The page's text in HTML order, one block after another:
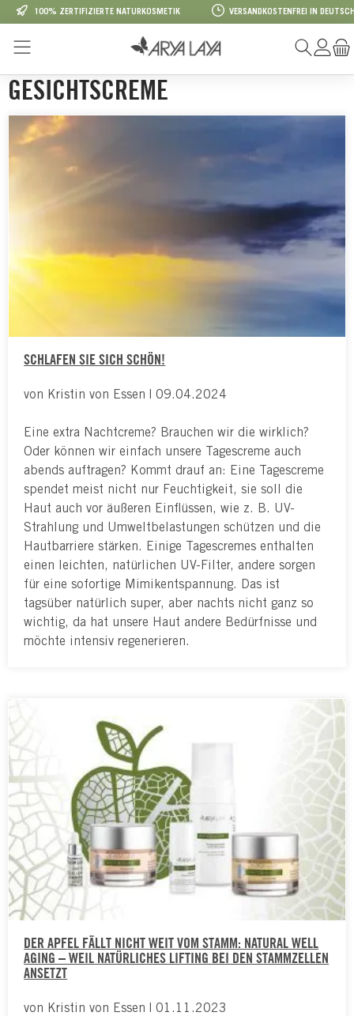
Zum Hauptinhalt springen
100% ZERTIFIZIERTE NATURKOSMETIK VERSANDKOSTENFREI IN
GESICHTSCREME
SCHLAFEN SIE SICH SCHÖN!
von Kristin von Essen | 09.04.2024
Eine extra Nachtcreme? Brauchen wir die wirklich?
Oder können wir einfach unsere Tagescreme auch
abends auftragen? Kommt drauf an: Eine Tagescreme
spendet meist nicht nur Feuchtigkeit, sie soll die
Haut auch vor äußeren Einflüssen, wie z. B. UV-
Strahlung und Umweltbelastungen schützen und die
Hautbarriere stärken. Einige Tagescremes enthalten
einen leichten, natürlichen UV-Filter, andere sorgen
für eine sofortige Mimikentspannung. Das ist
tagsüber natürlich super, aber nachts nicht ganz so
wichtig, da hat unsere Haut andere Bedürfnisse und
möchte intensiv regenerieren.
DER APFEL FÄLLT NICHT WEIT VOM STAMM: NATURAL WELL
AGING – WEIL NATÜRLICHES LIFTING BEI DEN STAMMZELLEN
ANSETZT
von Kristin von Essen | 01.11.2023